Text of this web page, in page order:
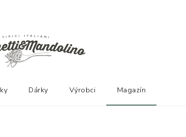
Dárky Výrobci Magazín